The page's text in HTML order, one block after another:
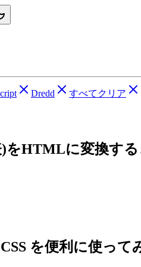
Dredd
すべてクリア
をHTMLに変換する
を便利に使って